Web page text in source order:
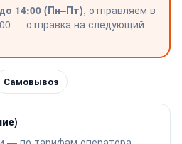
до 14:00 (Пн–Пт), отправляем в
— отправка на следующий
Самовывоз